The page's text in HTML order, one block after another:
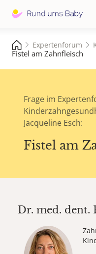
Expertenforum
Fistel am Zahnfleisch
Frage im
Jacqueline Esch:
Fistel am
Dr. med. dent.